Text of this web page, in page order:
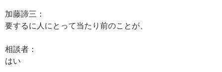
加藤諦三：
要するに人にとって当たり前のことが、
相談者：
はい